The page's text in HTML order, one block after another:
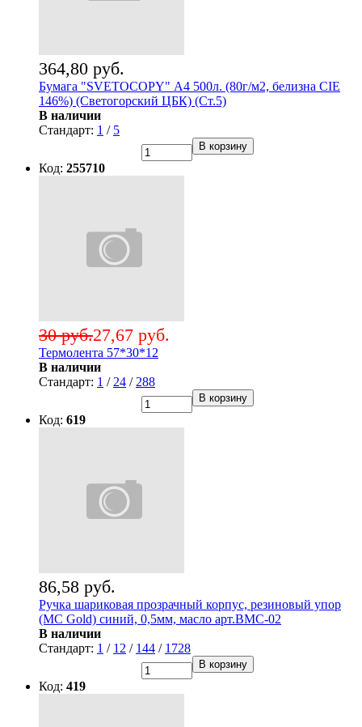
364,80 руб.
Бумага "SVETOCOPY" А4 500л. (80г/м2, белизна CIE
146%) (Светогорский ЦБК) (Ст.5)
В наличии
Стандарт: 1 / 5
В корзину
Код: 255710
27,67 руб.
30 руб.
Термолента 57*30*12
В наличии
Стандарт: 1 / 24 / 288
В корзину
Код: 619
86,58 руб.
Ручка шариковая прозрачный корпус, резиновый упор
(MC Gold) синий, 0,5мм, масло арт.BMC-02
В наличии
Стандарт: 1 / 12 / 144 / 1728
В корзину
Код: 419